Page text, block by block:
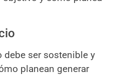
debe ser sostenible y
planean generar